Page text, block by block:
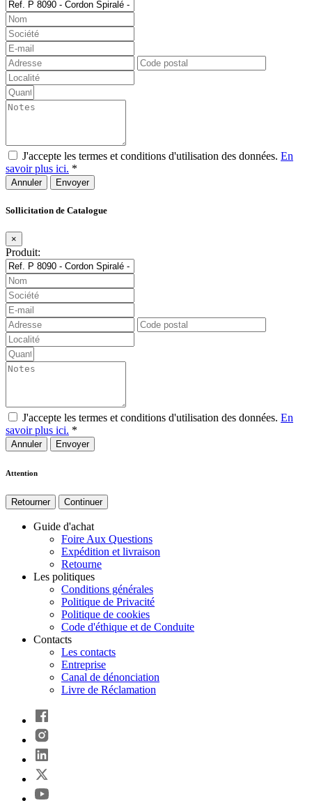
J'accepte les termes et conditions d'utilisation des données. En
savoir plus ici. *
Annuler
Sollicitation de Catalogue
×
Produit:
J'accepte les termes et conditions d'utilisation des données. En
savoir plus ici. *
Annuler
Attention
Retourner Continuer
Guide d'achat
Foire Aux Questions
Expédition et livraison
Retourne
Les politiques
Conditions générales
Politique de Privacité
Politique de cookies
Code d'éthique et de Conduite
Contacts
Les contacts
Entreprise
Canal de dénonciation
Livre de Réclamation